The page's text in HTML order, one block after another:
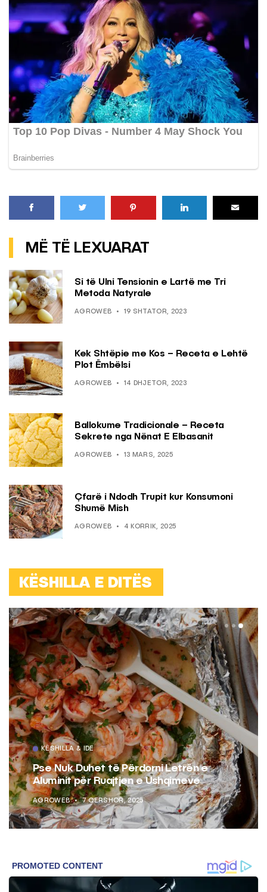
MË TË LEXUARAT
Si të Ulni Tensionin e Lartë me Tri
Metoda Natyrale
AGROWEB 19 SHTATOR, 2023
Kek Shtëpie me Kos – Receta e Lehtë
Plot Ëmbëlsi
AGROWEB 14 DHJETOR, 2023
Ballokume Tradicionale – Receta
Sekrete nga Nënat E Elbasanit
AGROWEB 13 MARS, 2025
Çfarë i Ndodh Trupit kur Konsumoni
Shumë Mish
AGROWEB 4 KORRIK, 2025
KËSHILLA E DITËS
KËSHILLA & IDE
Pse Nuk Duhet të Përdorni Letrën e
Aluminit për Ruajtjen e Ushqimeve
AGROWEB 7 QERSHOR, 2025